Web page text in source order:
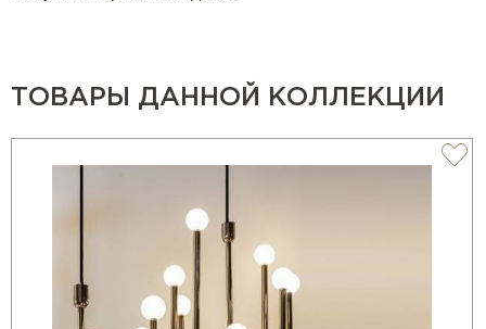
ТОВАРЫ ДАННОЙ КОЛЛЕКЦИИ